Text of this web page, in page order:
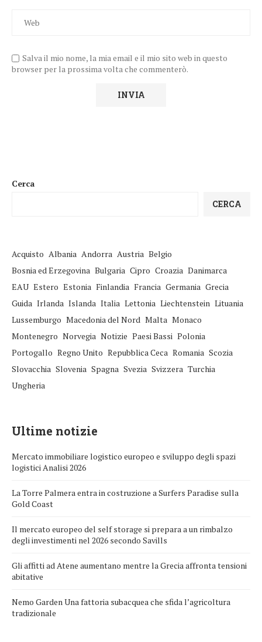
Salva il mio nome, la mia email e il mio sito web in questo
browser per la prossima volta che commenterò.
Cerca
CERCA
Acquisto Albania Andorra Austria Belgio
Bosnia ed Erzegovina Bulgaria Cipro Croazia Danimarca
EAU Estero Estonia Finlandia Francia Germania Grecia
Guida Irlanda Islanda Italia Lettonia Liechtenstein Lituania
Lussemburgo Macedonia del Nord Malta Monaco
Montenegro Norvegia Notizie Paesi Bassi Polonia
Portogallo Regno Unito Repubblica Ceca Romania Scozia
Slovacchia Slovenia Spagna Svezia Svizzera Turchia
Ungheria
Ultime notizie
Mercato immobiliare logistico europeo e sviluppo degli spazi
logistici Analisi 2026
La Torre Palmera entra in costruzione a Surfers Paradise sulla
Gold Coast
Il mercato europeo del self storage si prepara a un rimbalzo
degli investimenti nel 2026 secondo Savills
Gli affitti ad Atene aumentano mentre la Grecia affronta tensioni
abitative
Nemo Garden Una fattoria subacquea che sfida l’agricoltura
tradizionale